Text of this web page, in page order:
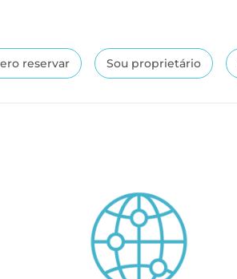
reservar Sou proprietário